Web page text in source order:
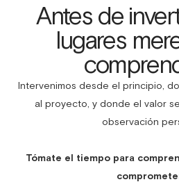
Antes de
lugares
Intervenimos desde el principio,
al proyecto, y donde el valor
observación
Tómate el tiempo para